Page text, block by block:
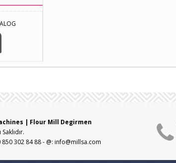
| Flour Mill Degirmen
302 84 88 - @: info@millsa.com